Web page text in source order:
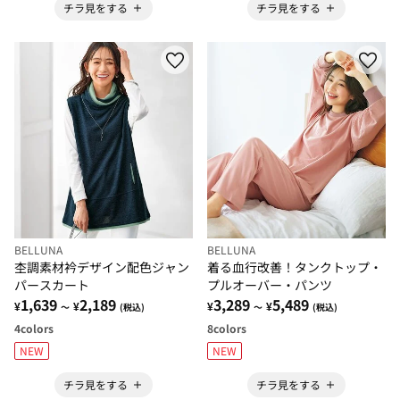
チラ見をする チラ見をする
BELLUNA
杢調素材衿デザイン配色ジャン
パースカート
¥1,639 ～ ¥2,189 (税込)
4colors
NEW
チラ見をする
BELLUNA
着る血行改善！タンクトップ・
プルオーバー・パンツ
¥3,289 ～ ¥5,489 (税込)
8colors
NEW
チラ見をする